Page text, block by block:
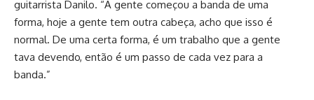
guitarrista Danilo. “A gente começou a banda de uma
forma, hoje a gente tem outra cabeça, acho que isso é
normal. De uma certa forma, é um trabalho que a gente
tava devendo, então é um passo de cada vez para a
banda.”